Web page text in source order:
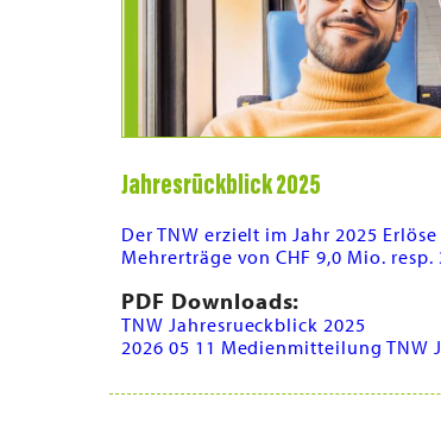
Jahresrückblick 2025
Der TNW erzielt im Jahr 2025
Mehrerträge von CHF 9,0 Mio.
PDF Downloads:
TNW Jahresrueckblick 2025
2026 05 11 Medienmitteilung TNW